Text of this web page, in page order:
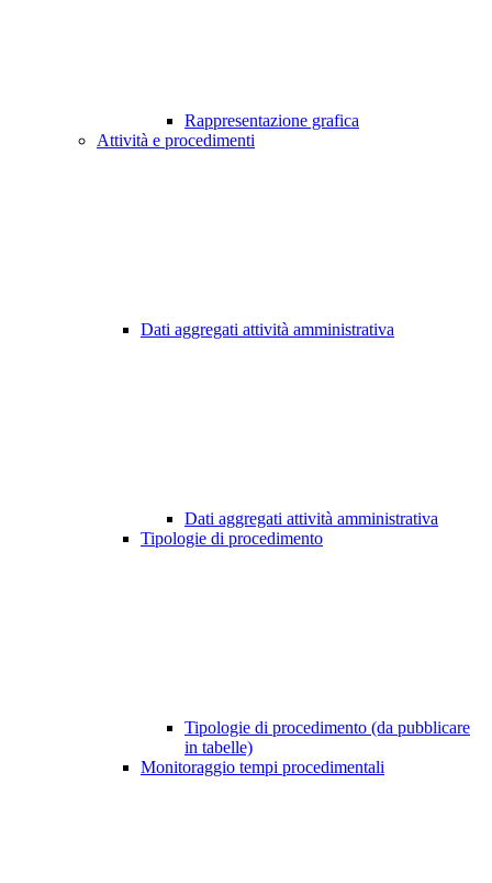
Rappresentazione grafica
Attività e procedimenti
Dati aggregati attività amministrativa
Dati aggregati attività amministrativa
Tipologie di procedimento
Tipologie di procedimento (da pubblicare
in tabelle)
Monitoraggio tempi procedimentali